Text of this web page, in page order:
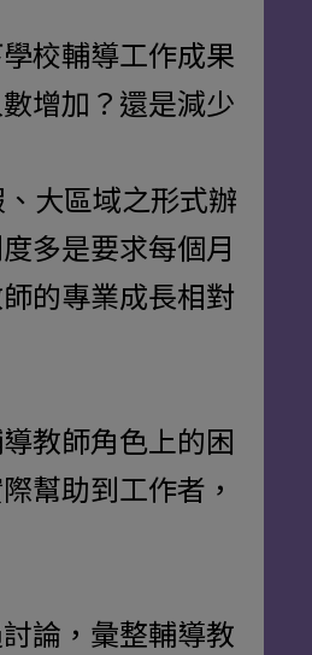
校輔導工作成果
增加？還是減少
大區域之形式辦
多是要求每個月
的專業成長相對
教師角色上的困
幫助到工作者，
論，彙整輔導教